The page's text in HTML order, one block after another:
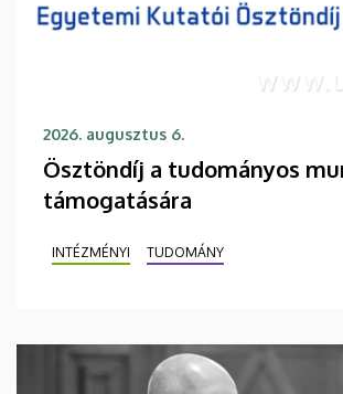
2026. augusztus 6.
Ösztöndíj a tudományos
támogatására
INTÉZMÉNYI TUDOMÁNY